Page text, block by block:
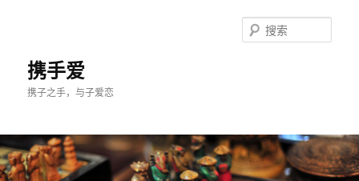
携手爱
携子之手，与子爱恋
索